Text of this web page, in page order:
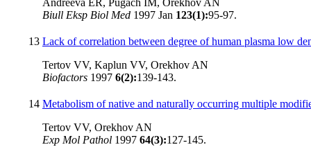
Andreeva ER, Pugach IM, Orekhov AN
Biull Eksp Biol Med 1997 Jan 123(1):95-97.
13 Lack of correlation between degree of human plasma low
Tertov VV, Kaplun VV, Orekhov AN
Biofactors 1997 6(2):139-143.
14 Metabolism of native and naturally occurring multiple
Tertov VV, Orekhov AN
Exp Mol Pathol 1997 64(3):127-145.